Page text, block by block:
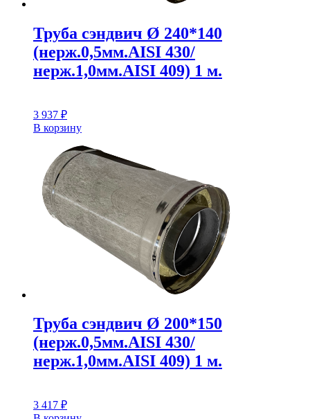
Труба сэндвич Ø 240*140
(нерж.0,5мм.AISI 430/
нерж.1,0мм.AISI 409) 1 м.
3 937 ₽
В корзину
Труба сэндвич Ø 200*150
(нерж.0,5мм.AISI 430/
нерж.1,0мм.AISI 409) 1 м.
3 417 ₽